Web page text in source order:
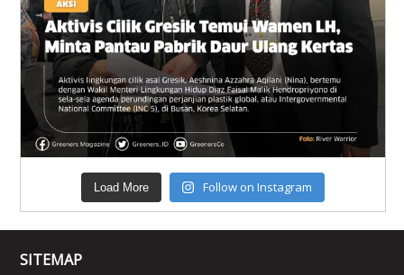
Load More Follow on Instagram
SITEMAP